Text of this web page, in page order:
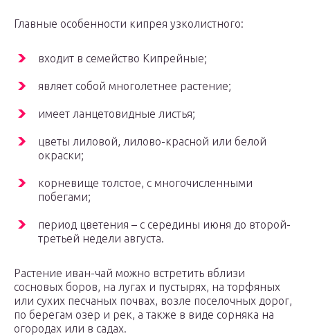
Главные особенности кипрея узколистного:
входит в семейство Кипрейные;
являет собой многолетнее растение;
имеет ланцетовидные листья;
цветы лиловой, лилово-красной или белой
окраски;
корневище толстое, с многочисленными
побегами;
период цветения – с середины июня до второй-
третьей недели августа.
Растение иван-чай можно встретить вблизи
сосновых боров, на лугах и пустырях, на торфяных
или сухих песчаных почвах, возле поселочных дорог,
по берегам озер и рек, а также в виде сорняка на
огородах или в садах.